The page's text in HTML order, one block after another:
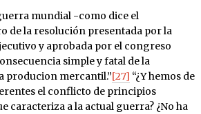
mundial -como dice el
de la resolución presentada por la
y aprobada por el congreso
simple y fatal de la
producion mercantil.”[27] “¿Y hemos de
el conflicto de principios
caracteriza a la actual guerra? ¿No ha